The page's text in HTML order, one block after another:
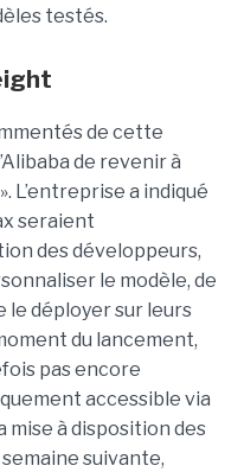
testés.
de cette
de revenir à
L’entreprise a indiqué
seraient
des développeurs,
le modèle, de
le déployer sur leurs
du lancement,
pas encore
accessible via
mise à disposition des
suivante,